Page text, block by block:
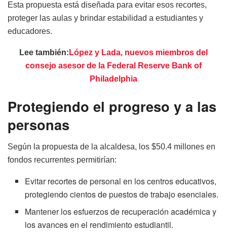
Esta propuesta está diseñada para evitar esos recortes,
proteger las aulas y brindar estabilidad a estudiantes y
educadores.
Lee también: López y Lada, nuevos miembros del
consejo asesor de la Federal Reserve Bank of
Philadelphia
Protegiendo el progreso y a las
personas
Según la propuesta de la alcaldesa, los $50.4 millones en
fondos recurrentes permitirían:
Evitar recortes de personal en los centros educativos,
protegiendo cientos de puestos de trabajo esenciales.
Mantener los esfuerzos de recuperación académica y
los avances en el rendimiento estudiantil.